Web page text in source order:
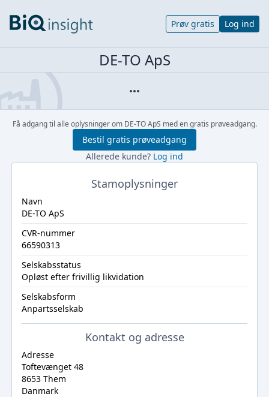
Prøv gratis Log ind
DE-TO ApS
Få adgang til alle oplysninger om DE-TO ApS med en gratis prøveadgang.
Bestil gratis prøveadgang
Allerede kunde? Log ind
Stamoplysninger
Navn
DE-TO ApS
CVR-nummer
66590313
Selskabsstatus
Opløst efter frivillig likvidation
Selskabsform
Anpartsselskab
Kontakt og adresse
Adresse
Toftevænget 48
8653 Them
Danmark